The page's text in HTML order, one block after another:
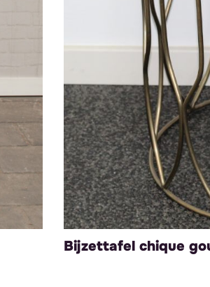
Bijzettafel chique